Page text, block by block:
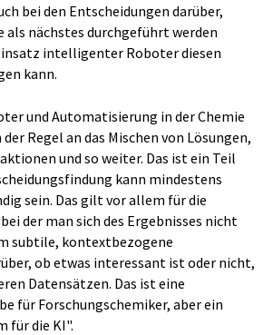
bei den Entscheidungen darüber,
als nächstes durchgeführt werden
intelligenter Roboter diesen
kann.
und Automatisierung in der Chemie
Regel an das Mischen von Lösungen,
und so weiter. Das ist ein Teil
kann mindestens
sein. Das gilt vor allem für die
der man sich des Ergebnisses nicht
subtile, kontextbezogene
ob etwas interessant ist oder nicht,
Datensätzen. Das ist eine
für Forschungschemiker, aber ein
für die KI".